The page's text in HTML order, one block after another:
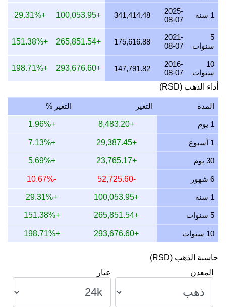
20 يوليو 2026 411,240.00
7,734.50
9,916.02
19 يوليو 2026 411,979.62
7,748.41
18 يوليو 2026
17 يوليو 2026 412,128.51
7,751.21
9,937.45
16 يوليو 2026
15 يوليو 2026 415,769.85
10,025.25
14 يوليو 2026 417,585.37
7,853.84
10,069.03
13 يوليو 2026 412,216.33
7,752.86
9,939.57
12 يوليو 2026 422,926.26
7,954.29
10,197.81
11 يوليو 2026 422,728.40
7,950.57
10,193.04
10 يوليو 2026 421,168.03
7,921.22
10,155.41
9 يوليو 2026 423,993.98
7,974.37
10,223.55
1 سنة
2025-
08-07
341,414.48
+100,053.95
+29.31%
5
سنوات
2021-
08-07
175,616.88
+265,851.54
+151.38%
10
سنوات
2016-
08-07
147,791.82
+293,676.60
+198.71%
أداء الذهب (RSD)
المدة التغير التغير %
1 يوم +8,483.20
+1.96%
1 أسبوع +29,387.45
+7.13%
30 يوم +23,765.17
+5.69%
6 شهور -52,725.60
-10.67%
1 سنة +100,053.95
+29.31%
5 سنوات +265,851.54
+151.38%
10 سنوات +293,676.60
+198.71%
حاسبة الذهب (RSD)
المعدن
عيار